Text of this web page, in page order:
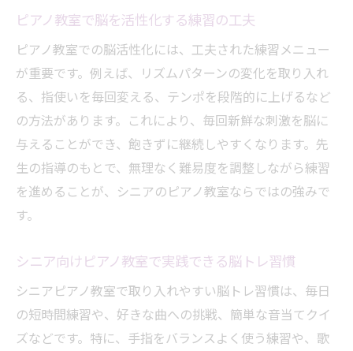
ピアノ教室で脳を活性化する練習の工夫
ピアノ教室での脳活性化には、工夫された練習メニュー
が重要です。例えば、リズムパターンの変化を取り入れ
る、指使いを毎回変える、テンポを段階的に上げるなど
の方法があります。これにより、毎回新鮮な刺激を脳に
与えることができ、飽きずに継続しやすくなります。先
生の指導のもとで、無理なく難易度を調整しながら練習
を進めることが、シニアのピアノ教室ならではの強みで
す。
シニア向けピアノ教室で実践できる脳トレ習慣
シニアピアノ教室で取り入れやすい脳トレ習慣は、毎日
の短時間練習や、好きな曲への挑戦、簡単な音当てクイ
ズなどです。特に、手指をバランスよく使う練習や、歌